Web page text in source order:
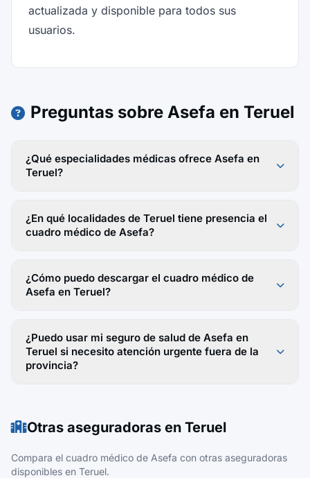
actualizada y disponible para todos sus
usuarios.
Preguntas sobre Asefa en Teruel
¿Qué especialidades médicas ofrece Asefa en
Teruel?
¿En qué localidades de Teruel tiene presencia el
cuadro médico de Asefa?
¿Cómo puedo descargar el cuadro médico de
Asefa en Teruel?
¿Puedo usar mi seguro de salud de Asefa en
Teruel si necesito atención urgente fuera de la
provincia?
Otras aseguradoras en Teruel
Compara el cuadro médico de Asefa con otras aseguradoras
disponibles en Teruel.